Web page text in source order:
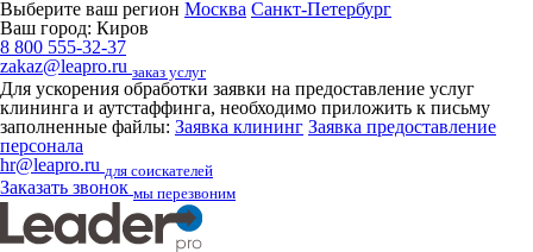
Выберите ваш регион Москва Санкт-Петербург
Ваш город: Киров
8 800 555-32-37
zakaz@leapro.ru заказ услуг
Для ускорения обработки заявки на предоставление услуг
клининга и аутстаффинга, необходимо приложить к письму
заполненные файлы: Заявка клининг Заявка предоставление
персонала
hr@leapro.ru для соискателей
Заказать звонок мы перезвоним